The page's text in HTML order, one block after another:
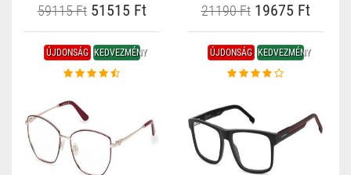
59115 Ft51515 Ft 21190 Ft19675 Ft
ÚJDONSÁG KEDVEZMÉNY ÚJDONSÁG KEDVEZMÉNY